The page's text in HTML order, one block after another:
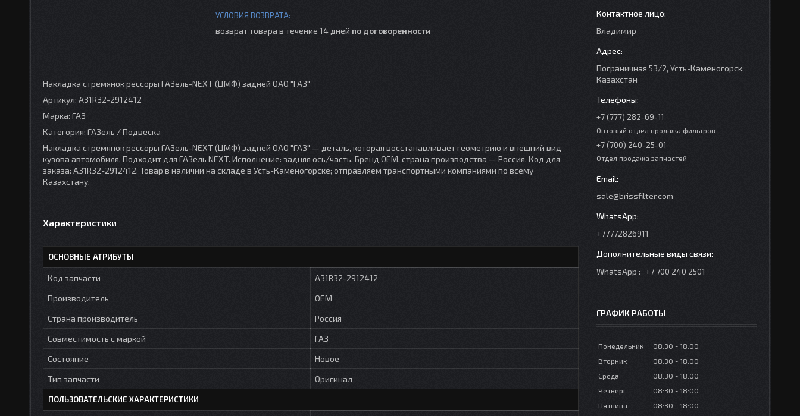
возврат товара в течение 14 дней по договоренности
Накладка стремянок рессоры ГАЗель-NEXT (ЦМФ) задней ОАО "ГАЗ"
Артикул: А31R32-2912412
Марка: ГАЗ
Категория: ГАЗель / Подвеска
Накладка стремянок рессоры ГАЗель-NEXT (ЦМФ) задней ОАО "ГАЗ" — деталь, которая восстанавливает геометрию и внешний вид
кузова автомобиля. Подходит для ГАЗель NEXT. Исполнение: задняя ось/часть. Бренд OEM, страна производства — Россия. Код для
заказа: А31R32-2912412. Товар в наличии на складе в Усть-Каменогорске; отправляем транспортными компаниями по всему
Казахстану.
Характеристики
ОСНОВНЫЕ АТРИБУТЫ
Код запчасти
А31R32-2912412
Производитель
OEM
Страна производитель
Россия
Совместимость с маркой
ГАЗ
Состояние
Новое
Тип запчасти
Оригинал
ПОЛЬЗОВАТЕЛЬСКИЕ ХАРАКТЕРИСТИКИ
Владимир
Пограничная 53/2, Усть-Каменогорск,
Казахстан
+7 (777) 282-69-11
Оптовый отдел продажа фильтров
+7 (700) 240-25-01
Отдел продажа запчастей
sale@brissfilter.com
+77772826911
WhatsApp +7 700 240 2501
ГРАФИК РАБОТЫ
Понедельник 08:30
18:00
Вторник
08:30
18:00
Среда
08:30
18:00
Четверг
08:30
18:00
Пятница
08:30 18:00